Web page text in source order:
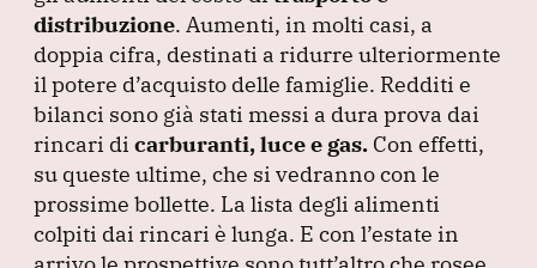
distribuzione. Aumenti, in molti casi, a
doppia cifra, destinati a ridurre ulteriormente
il potere d’acquisto delle famiglie. Redditi e
bilanci sono già stati messi a dura prova dai
rincari di carburanti, luce e gas. Con effetti,
su queste ultime, che si vedranno con le
prossime bollette. La lista degli alimenti
colpiti dai rincari è lunga. E con l’estate in